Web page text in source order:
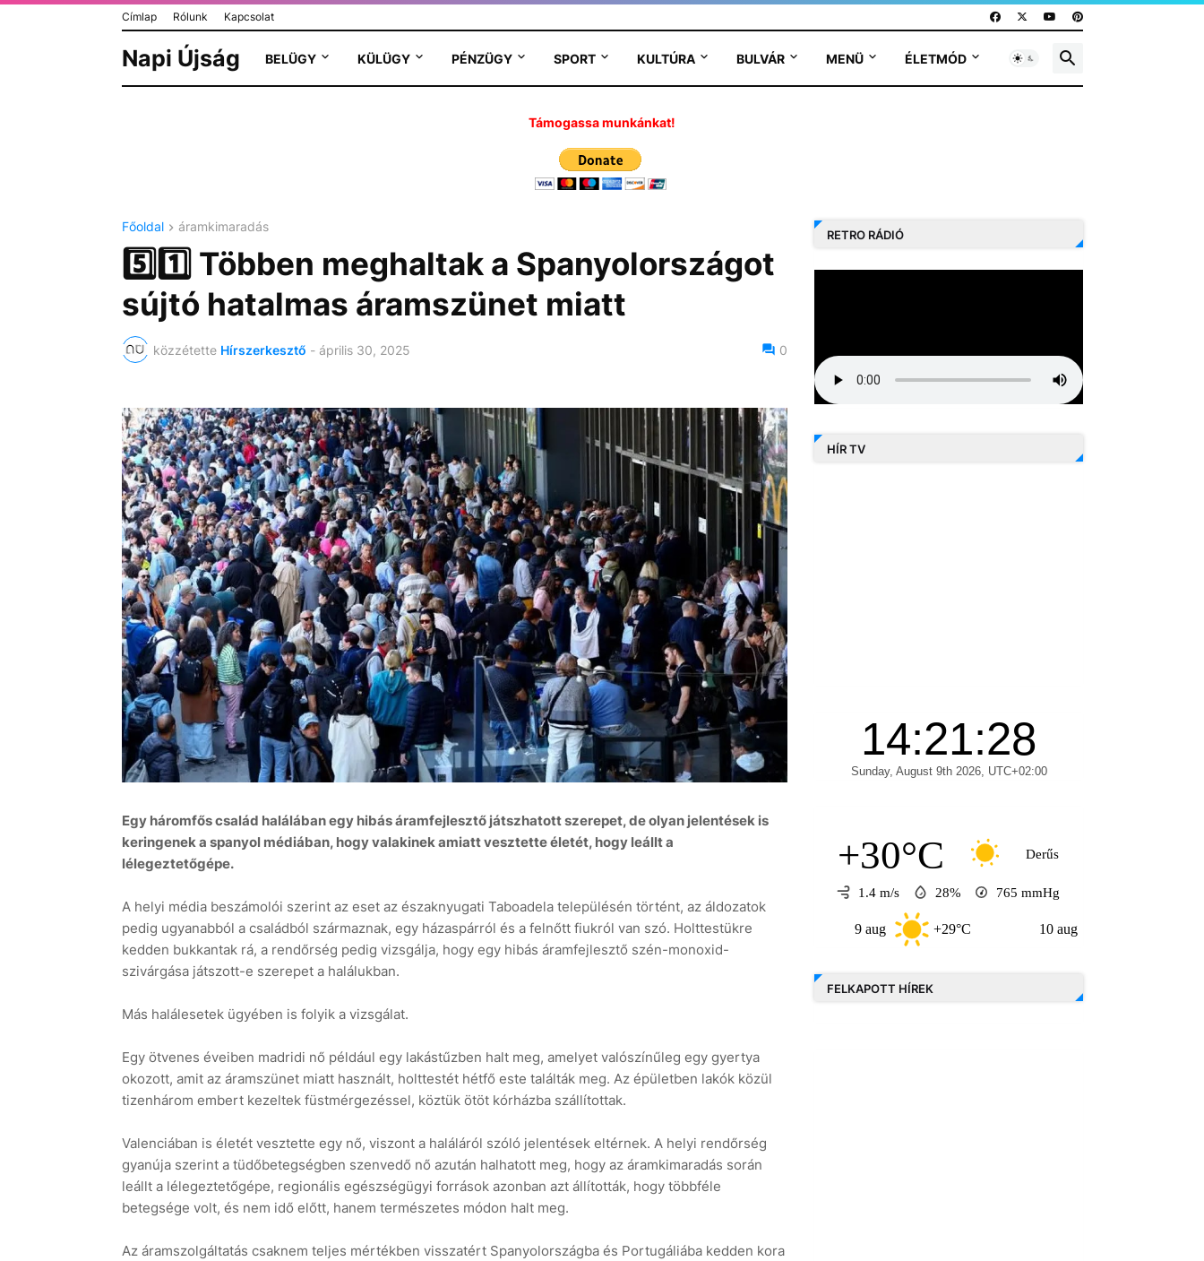
Címlap Rólunk Kapcsolat
Napi Újság BELÜGY KÜLÜGY PÉNZÜGY SPORT KULTÚRA BULVÁR MENÜ ÉLETMÓD
Támogassa munkánkat!
Főoldal áramkimaradás
5️⃣1️⃣ Többen meghaltak a Spanyolországot
sújtó hatalmas áramszünet miatt
közzétette Hírszerkesztő - április 30, 2025 0
Egy háromfős család halálában egy hibás áramfejlesztő játszhatott szerepet, de olyan jelentések is
keringenek a spanyol médiában, hogy valakinek amiatt vesztette életét, hogy leállt a
lélegeztetőgépe.
A helyi média beszámolói szerint az eset az északnyugati Taboadela településén történt, az áldozatok
pedig ugyanabból a családból származnak, egy házaspárról és a felnőtt fiukról van szó. Holttestükre
kedden bukkantak rá, a rendőrség pedig vizsgálja, hogy egy hibás áramfejlesztő szén-monoxid-
szivárgása játszott-e szerepet a halálukban.
Más halálesetek ügyében is folyik a vizsgálat.
Egy ötvenes éveiben madridi nő például egy lakástűzben halt meg, amelyet valószínűleg egy gyertya
okozott, amit az áramszünet miatt használt, holttestét hétfő este találták meg. Az épületben lakók közül
tizenhárom embert kezeltek füstmérgezéssel, köztük ötöt kórházba szállítottak.
Valenciában is életét vesztette egy nő, viszont a haláláról szóló jelentések eltérnek. A helyi rendőrség
gyanúja szerint a tüdőbetegségben szenvedő nő azután halhatott meg, hogy az áramkimaradás során
leállt a lélegeztetőgépe, regionális egészségügyi források azonban azt állították, hogy többféle
betegsége volt, és nem idő előtt, hanem természetes módon halt meg.
Az áramszolgáltatás csaknem teljes mértékben visszatért Spanyolországba és Portugáliába kedden kora
RETRO RÁDIÓ
HÍR TV
+30°C Derűs
1.4 m/s 28% 765 mmHg
+29°C +33°C
FELKAPOTT HÍREK